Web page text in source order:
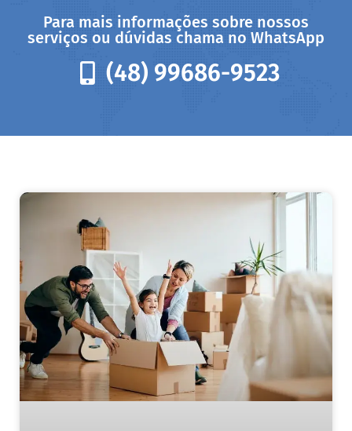
Para mais informações sobre nossos
serviços ou dúvidas chama no WhatsApp
(48) 99686-9523